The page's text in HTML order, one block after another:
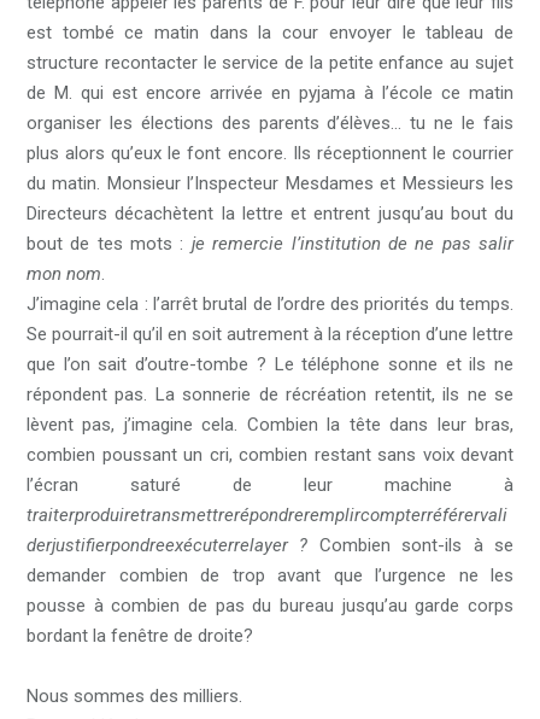
est tombé ce matin dans la cour envoyer le tableau de
structure recontacter le service de la petite enfance au sujet
de M. qui est encore arrivée en pyjama à l’école ce matin
organiser les élections des parents d’élèves… tu ne le fais
plus alors qu’eux le font encore. Ils réceptionnent le courrier
du matin. Monsieur l’Inspecteur Mesdames et Messieurs les
Directeurs décachètent la lettre et entrent jusqu’au bout du
bout de tes mots : je remercie l’institution de ne pas salir
mon nom.
J’imagine cela : l’arrêt brutal de l’ordre des priorités du temps.
Se pourrait-il qu’il en soit autrement à la réception d’une lettre
que l’on sait d’outre-tombe ? Le téléphone sonne et ils ne
répondent pas. La sonnerie de récréation retentit, ils ne se
lèvent pas, j’imagine cela. Combien la tête dans leur bras,
combien poussant un cri, combien restant sans voix devant
l’écran saturé de leur machine à
traiterproduiretransmettrerépondreremplircompterréférervali
derjustifierpondreexécuterrelayer ? Combien sont-ils à se
demander combien de trop avant que l’urgence ne les
pousse à combien de pas du bureau jusqu’au garde corps
bordant la fenêtre de droite?
Nous sommes des milliers.